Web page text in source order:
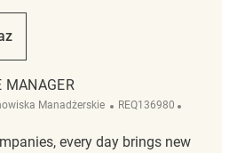
REQ134041
Store Manager
MANAGER
Manadżerskie ReqId
REQ136980
every day brings new